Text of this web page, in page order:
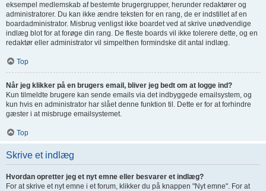
eksempel medlemskab af bestemte brugergrupper, herunder redaktører og
administratorer. Du kan ikke ændre teksten for en rang, de er indstillet af en
boardadministrator. Misbrug venligst ikke boardet ved at skrive unødvendige
indlæg blot for at forøge din rang. De fleste boards vil ikke tolerere dette, og en
redaktør eller administrator vil simpelthen formindske dit antal indlæg.
Top
Når jeg klikker på en brugers email, bliver jeg bedt om at logge ind?
Kun tilmeldte brugere kan sende emails via det indbyggede emailsystem, og
kun hvis en administrator har slået denne funktion til. Dette er for at forhindre
gæster i at misbruge emailsystemet.
Top
Skrive et indlæg
Hvordan opretter jeg et nyt emne eller besvarer et indlæg?
For at skrive et nyt emne i et forum, klikker du på knappen "Nyt emne". For at